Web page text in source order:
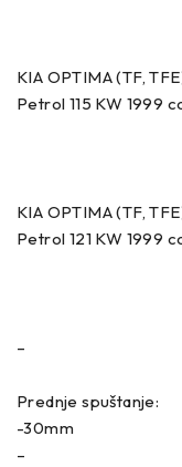
KIA OPTIMA (TF,
Petrol 115 KW 1999
KIA OPTIMA (TF,
Petrol 121 KW 1999
–
Prednje spuštanje:
-30mm
–